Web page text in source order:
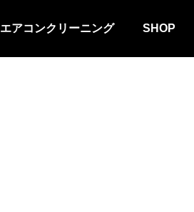
エアコンクリーニング SHOP